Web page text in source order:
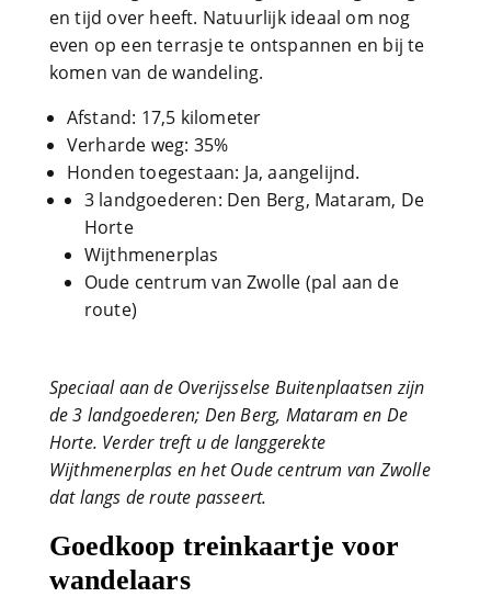
en tijd over heeft. Natuurlijk ideaal om nog
even op een terrasje te ontspannen en bij te
komen van de wandeling.
Afstand: 17,5 kilometer
Verharde weg: 35%
Honden toegestaan: Ja, aangelijnd.
3 landgoederen: Den Berg, Mataram, De
Horte
Wijthmenerplas
Oude centrum van Zwolle (pal aan de
route)
Speciaal aan de Overijsselse Buitenplaatsen zijn
de 3 landgoederen; Den Berg, Mataram en De
Horte. Verder treft u de langgerekte
Wijthmenerplas en het Oude centrum van Zwolle
dat langs de route passeert.
Goedkoop treinkaartje voor
wandelaars